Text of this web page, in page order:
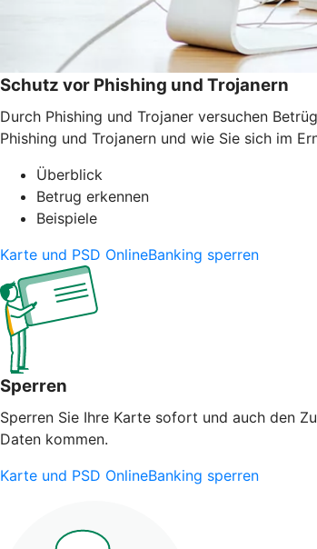
Schutz vor Phishing und Trojanern
Durch Phishing und Trojaner versuchen
Phishing und Trojanern und wie Sie sich im
Überblick
Betrug erkennen
Beispiele
Karte und PSD OnlineBanking sperren
Sperren
Sperren Sie Ihre Karte sofort und auch den
Daten kommen.
Karte und PSD OnlineBanking sperren